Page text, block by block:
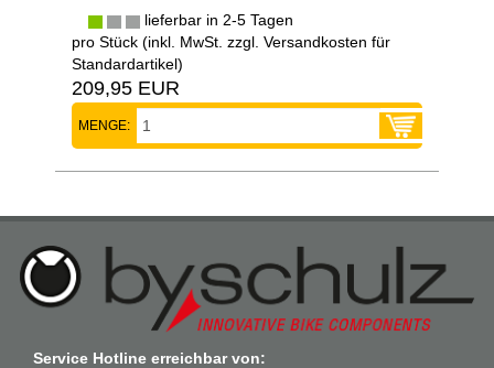
lieferbar in 2-5 Tagen
pro Stück (inkl. MwSt. zzgl. Versandkosten für
Standardartikel)
209,95 EUR
MENGE:
Service Hotline erreichbar von: